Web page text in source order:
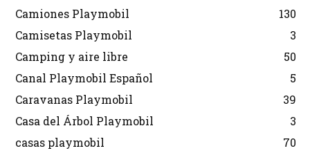
Camiones Playmobil
130
Camisetas Playmobil
3
Camping y aire libre
50
Canal Playmobil Español
5
Caravanas Playmobil
39
Casa del Árbol Playmobil
3
casas playmobil
70